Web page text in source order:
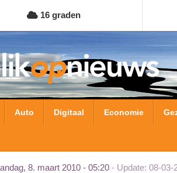
16 graden
Auto Digitaal Economie
8. maart 2010 - 05:20 Update: 08-03-